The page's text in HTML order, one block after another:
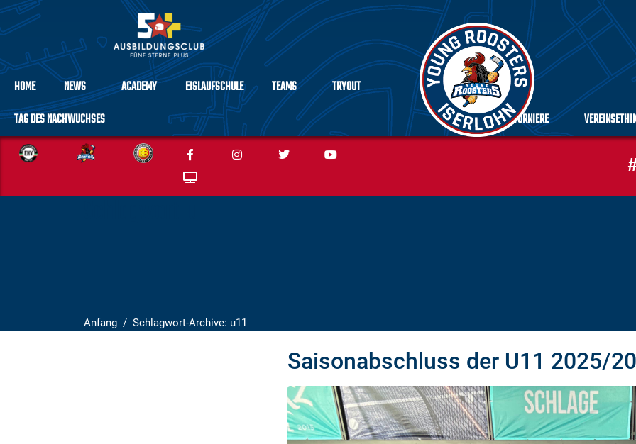
HOME NEWS ACADEMY EISLAUFSCHULE TEAMS
TRYOUT
TAG DES NACHWUCHSES
TURNIERE
Anfang Schlagwort-Archive: u11
Saisonabschluss der U11 2025/